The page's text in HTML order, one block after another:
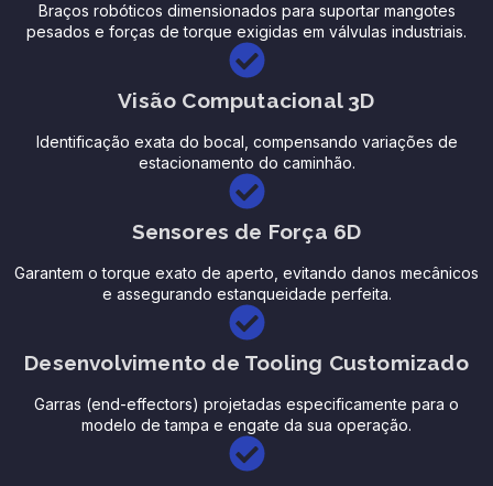
Braços robóticos dimensionados para suportar mangotes
pesados e forças de torque exigidas em válvulas industriais.
Visão Computacional 3D
Identificação exata do bocal, compensando variações de
estacionamento do caminhão.
Sensores de Força 6D
Garantem o torque exato de aperto, evitando danos mecânicos
e assegurando estanqueidade perfeita.
Desenvolvimento de Tooling Customizado
Garras (end-effectors) projetadas especificamente para o
modelo de tampa e engate da sua operação.